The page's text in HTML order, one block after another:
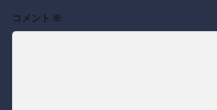
コメント ※